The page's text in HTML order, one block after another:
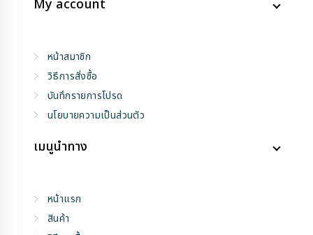
My account
หน้าสมาชิก
วิธีการสั่งซื้อ
บันทึกรายการโปรด
นโยบายความเป็นส่วนตัว
เมนูนำทาง
หน้าแรก
สินค้า